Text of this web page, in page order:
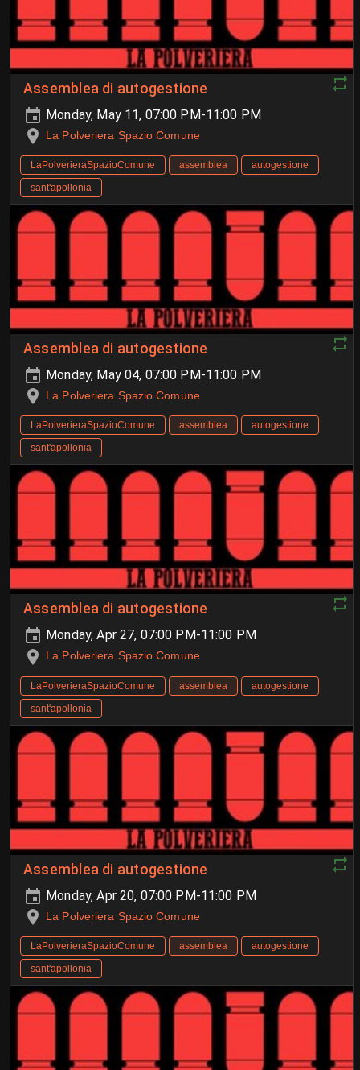
Assemblea di autogestione
Monday, May 11, 07:00 PM-11:00 PM
La Polveriera Spazio Comune
LaPolverieraSpazioComune assemblea
autogestione
sant'apollonia
Assemblea di autogestione
Monday, May 04, 07:00 PM-11:00 PM
La Polveriera Spazio Comune
LaPolverieraSpazioComune assemblea
autogestione
sant'apollonia
Assemblea di autogestione
Monday, Apr 27, 07:00 PM-11:00 PM
La Polveriera Spazio Comune
LaPolverieraSpazioComune assemblea
autogestione
sant'apollonia
Assemblea di autogestione
Monday, Apr 20, 07:00 PM-11:00 PM
La Polveriera Spazio Comune
LaPolverieraSpazioComune assemblea
autogestione
sant'apollonia